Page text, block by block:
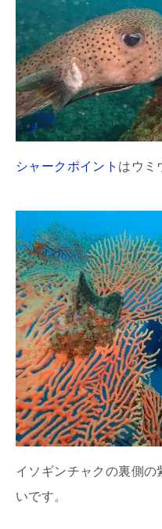
シャークポイント はウミ
イソギンチャクの裏側
いです。